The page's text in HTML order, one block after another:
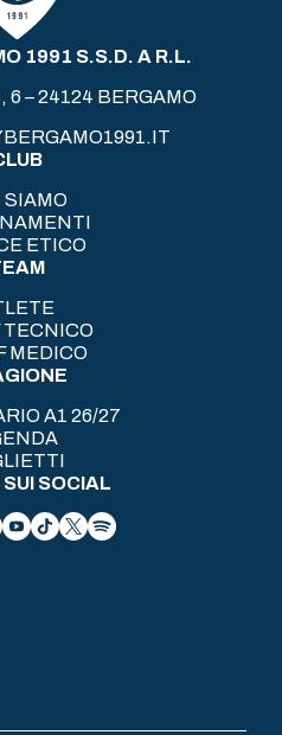
1991 S.S.D. A R.L.
6 – 24124 BERGAMO
SIAMO
ETICO
TECNICO
MEDICO
A1 26/27
SUI SOCIAL